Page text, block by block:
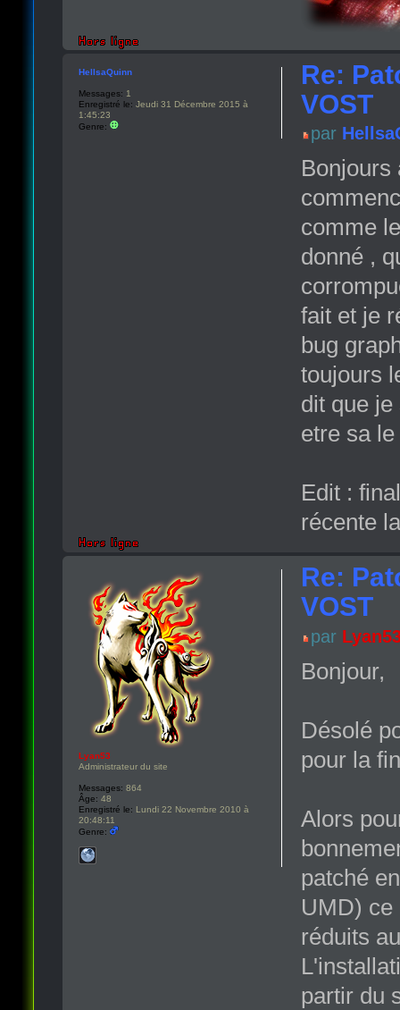
Re:
VOST
par
Bonjours
comme
donné ,
fait et je
bug
toujours
dit que
etre sa
Edit :
récente
HellsaQuinn
Messages: 1
Enregistré le: Jeudi 31 Décembre 2015 à
1:45:23
Genre:
Re:
VOST
par
Bonjour,
Désolé
pour la
Alors
patché
UMD) ce
réduits
partir du
Lyan53
Administrateur du site
Messages: 864
Âge: 48
Enregistré le: Lundi 22 Novembre 2010 à
20:48:11
Genre: